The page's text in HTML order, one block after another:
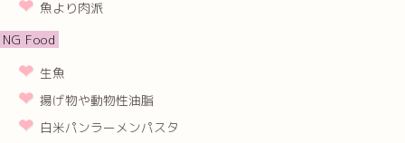
魚より肉派
NG Food
生魚
揚げ物や動物性油脂
白米パンラーメンパスタ